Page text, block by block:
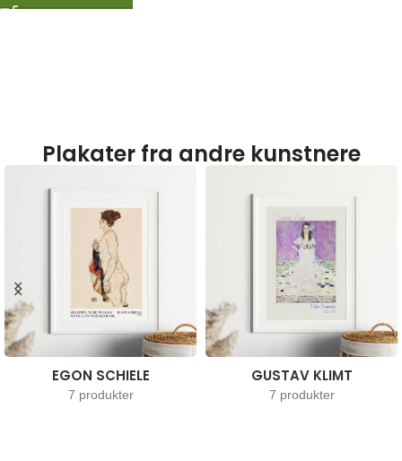
Plakater fra andre kunstnere
EGON SCHIELE
7 produkter
GUSTAV KLIMT
7 produkter